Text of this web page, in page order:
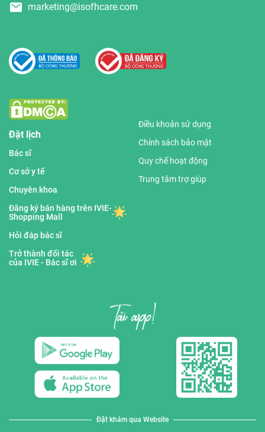
marketing@isofhcare.com
Đặt lịch
Bác sĩ
Cơ sở y tế
Chuyên khoa
Đăng ký bán hàng trên IVIE-
Shopping Mall
Hỏi đáp bác sĩ
Trở thành đối tác
của IVIE - Bác sĩ ơi
Điều khoản sử dụng
Chính sách bảo mật
Quy chế hoạt động
Trung tâm trợ giúp
Đặt khám qua Website